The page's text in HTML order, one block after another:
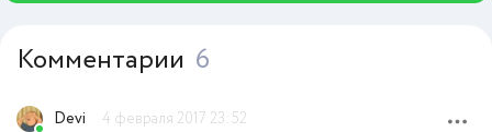
Комментарии 6
Devi 4 февраля 2017 23:52